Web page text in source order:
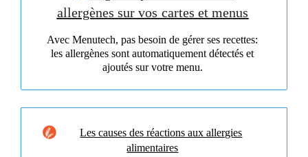
allergènes sur vos cartes et menus
Avec Menutech, pas besoin de gérer ses recettes:
les allergènes sont automatiquement détectés et
ajoutés sur votre menu.
Les causes des réactions aux allergies
alimentaires